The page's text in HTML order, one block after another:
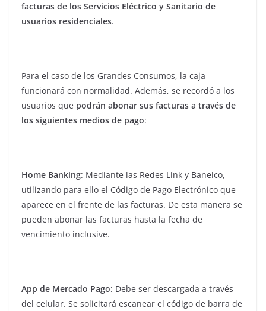
facturas de los Servicios Eléctrico y Sanitario de
usuarios residenciales.
Para el caso de los Grandes Consumos, la caja
funcionará con normalidad. Además, se recordó a los
usuarios que podrán abonar sus facturas a través de
los siguientes medios de pago:
Home Banking: Mediante las Redes Link y Banelco,
utilizando para ello el Código de Pago Electrónico que
aparece en el frente de las facturas. De esta manera se
pueden abonar las facturas hasta la fecha de
vencimiento inclusive.
App de Mercado Pago: Debe ser descargada a través
del celular. Se solicitará escanear el código de barra de